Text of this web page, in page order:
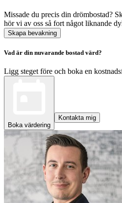
Missade du precis din drömbostad?
hör vi av oss så fort något liknande
Skapa bevakning
Vad är din nuvarande bostad värd?
Ligg steget före och boka en
Boka värdering
Kontakta mig